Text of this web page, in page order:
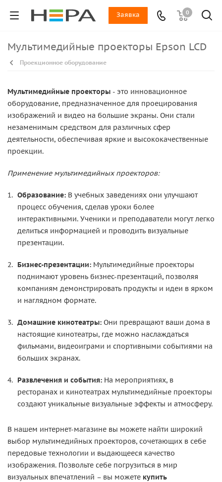
0
Заявка
Мультимедийные проекторы Epson LCD
Проекционное оборудование
Мультимедийные проекторы - это инновационное
оборудование, предназначенное для проецирования
изображений и видео на большие экраны. Они стали
незаменимым средством для различных сфер
деятельности, обеспечивая яркие и высококачественные
проекции.
Применение мультимедийных проекторов:
Образование: В учебных заведениях они улучшают
процесс обучения, сделав уроки более
интерактивными. Ученики и преподаватели могут легко
делиться информацией и проводить визуальные
презентации.
Бизнес-презентации: Мультимедийные проекторы
поднимают уровень бизнес-презентаций, позволяя
компаниям демонстрировать продукты и идеи в ярком
и наглядном формате.
Домашние кинотеатры: Они превращают ваши дома в
настоящие кинотеатры, где можно наслаждаться
фильмами, видеоиграми и спортивными событиями на
больших экранах.
Развлечения и события: На мероприятиях, в
ресторанах и кинотеатрах мультимедийные проекторы
создают уникальные визуальные эффекты и атмосферу.
В нашем интернет-магазине вы можете найти широкий
выбор мультимедийных проекторов, сочетающих в себе
передовые технологии и выдающееся качество
изображения. Позвольте себе погрузиться в мир
визуальных впечатлений – вы можете купить